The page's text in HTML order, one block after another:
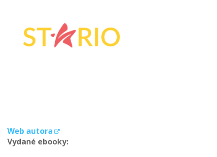
Web autora
Vydané ebooky: